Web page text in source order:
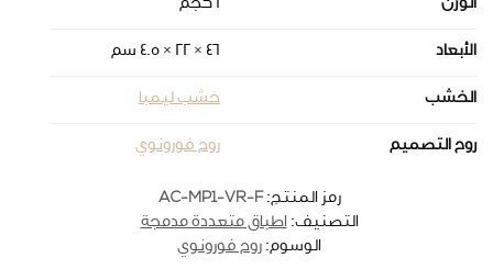
الوزن 1 كجم
الأبعاد 46 × 22 × 4.5 سم
الخشب خشب ليمبا
روح التصميم روح فورونوي
رمز المنتج:AC-MP1-VR-F
التصنيف:اطباق متعددة مدمجة
الوسوم: روح فورونوي